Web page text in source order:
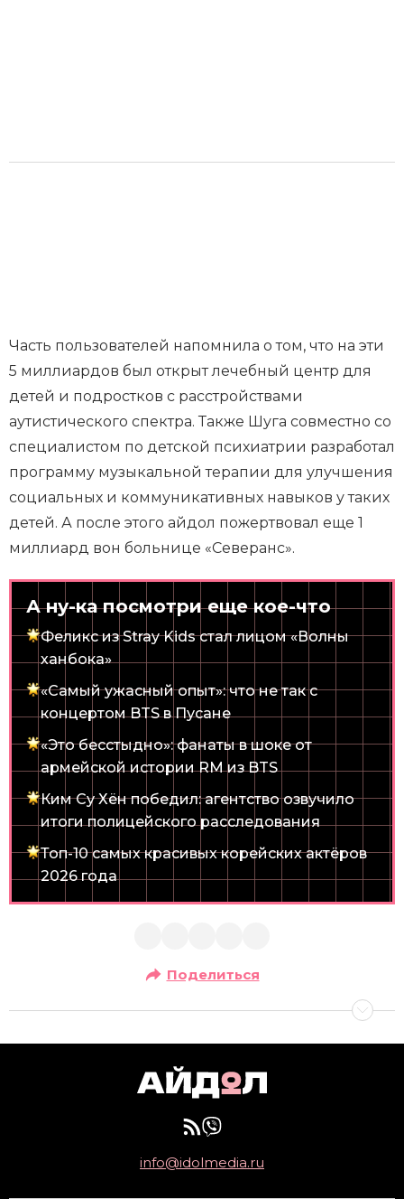
Часть пользователей напомнила о том, что на эти
5 миллиардов был открыт лечебный центр для
детей и подростков с расстройствами
аутистического спектра. Также Шуга совместно со
специалистом по детской психиатрии разработал
программу музыкальной терапии для улучшения
социальных и коммуникативных навыков у таких
детей. А после этого айдол пожертвовал еще 1
миллиард вон больнице «Северанс».
А ну-ка посмотри еще кое-что
Феликс из Stray Kids стал лицом «Волны
ханбока»
«Самый ужасный опыт»: что не так с
концертом BTS в Пусане
«Это бесстыдно»: фанаты в шоке от
армейской истории RM из BTS
Ким Су Хён победил: агентство озвучило
итоги полицейского расследования
Топ-10 самых красивых корейских актёров
2026 года
Поделиться
info@idolmedia.ru